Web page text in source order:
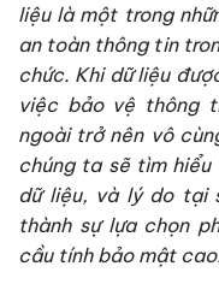
liệu là một trong
an toàn thông tin
chức. Khi dữ liệu
việc bảo vệ thông
ngoài trở nên vô
chúng ta sẽ tìm
dữ liệu, và lý do tại
thành sự lựa chọn
cầu tính bảo mật